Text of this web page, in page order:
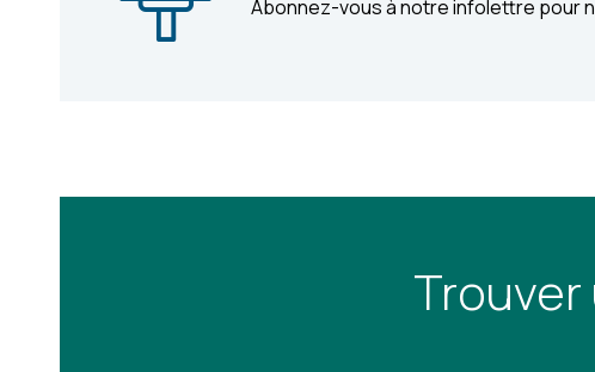
Abonnez-vous à notre infolettre pour
Trouver